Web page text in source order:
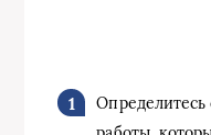
Определитесь